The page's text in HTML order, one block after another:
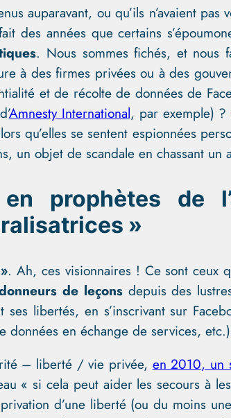
auparavant, ou qu’ils n’avaient
des années que certains
. Nous sommes fichés, et nous
à des firmes privées ou à des
et de récolte de données de
Amnesty International, par exemple) ?
qu’elles se sentent espionnées
un objet de scandale en chassant un
prophètes de
»
. Ah, ces visionnaires ! Ce sont ceux
de leçonsdepuis des
libertés, en s’inscrivant sur
données en échange de services,
– liberté / vie privée, en 2010, un
« si cela peut aider les secours à
d’une liberté (ou du moins